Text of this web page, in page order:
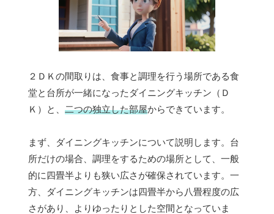
２ＤＫの間取りは、食事と調理を行う場所である食
堂と台所が一緒になったダイニングキッチン（Ｄ
Ｋ）と、 二つの独立した部屋からできています。
まず、ダイニングキッチンについて説明します。台
所だけの場合、調理をするための場所として、一般
的に四畳半よりも狭い広さが確保されています。一
方、ダイニングキッチンは四畳半から八畳程度の広
さがあり、よりゆったりとした空間となっていま